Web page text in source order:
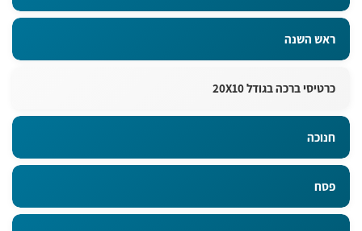
ראש השנה
כרטיסי ברכה בגודל 20X10
חנוכה
פסח